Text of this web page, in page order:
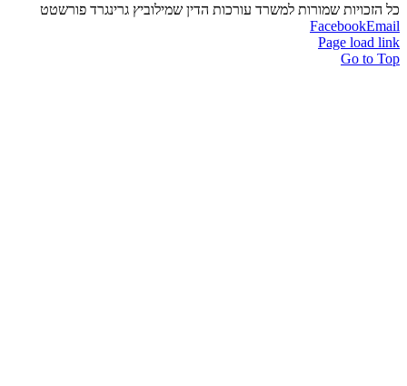
שמורות למשרד עורכות הדין שמילוביץ גרינגרד פורשטט
Facebook
Page
Go